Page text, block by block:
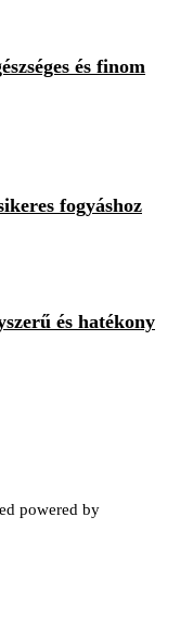
és finom
fogyáshoz
és hatékony
powered by